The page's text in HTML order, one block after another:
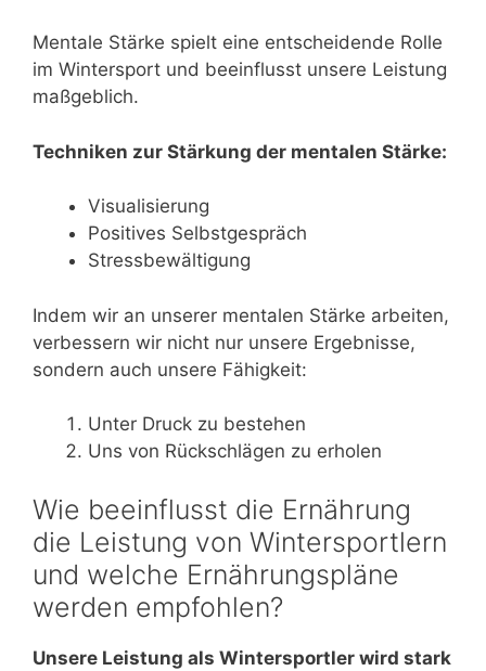
Mentale Stärke spielt eine entscheidende Rolle
im Wintersport und beeinflusst unsere Leistung
maßgeblich.
Techniken zur Stärkung der mentalen Stärke:
Visualisierung
Positives Selbstgespräch
Stressbewältigung
Indem wir an unserer mentalen Stärke arbeiten,
verbessern wir nicht nur unsere Ergebnisse,
sondern auch unsere Fähigkeit:
Unter Druck zu bestehen
Uns von Rückschlägen zu erholen
Wie beeinflusst die Ernährung
die Leistung von Wintersportlern
und welche Ernährungspläne
werden empfohlen?
Unsere Leistung als Wintersportler wird stark